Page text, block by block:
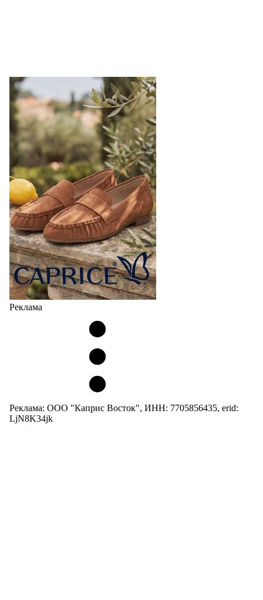
Реклама
Реклама: ООО "Каприс Восток", ИНН: 7705856435, erid:
LjN8K34jk